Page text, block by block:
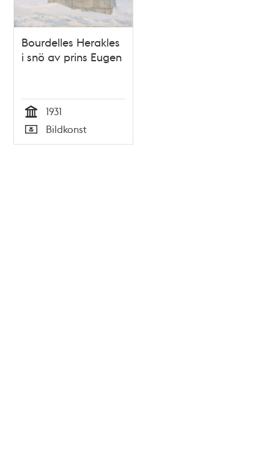
Bourdelles Herakles
i snö av prins Eugen
Tid
1931
Typ
Bildkonst